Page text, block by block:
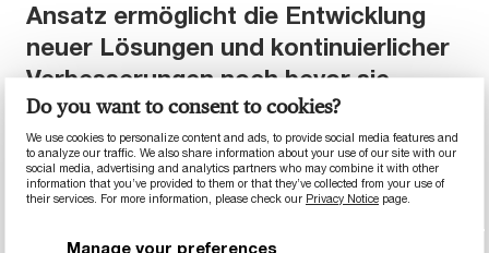
Do you want to consent to cookies?
We use cookies to personalize content and ads, to provide social media features and
to analyze our traffic. We also share information about your use of our site with our
social media, advertising and analytics partners who may combine it with other
information that you’ve provided to them or that they’ve collected from your use of
their services. For more information, please check our Privacy Notice page.
Manage your preferences
Ansatz ermöglicht die Entwicklung
neuer Lösungen und kontinuierlicher
Verbesserungen noch bevor sie
überhaupt auf dem Markt diskutiert
werden. Unser umfangreiches
Portfolio an Kohlenfaser-
Verbundwerkstoffen eröffnet eine
neue Welt an Möglichkeiten für die